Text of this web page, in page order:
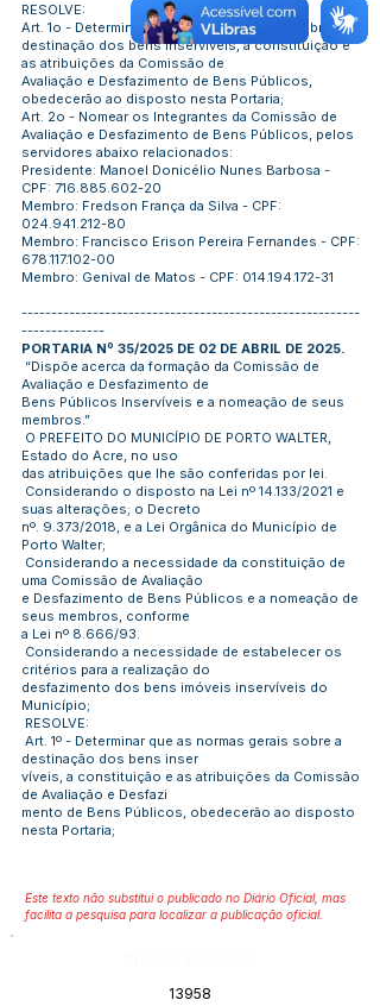
RESOLVE:
Art. 1o - Determinar que as normas gerais sobre a
destinação dos bens inservíveis, a constituição e
as atribuições da Comissão de
Avaliação e Desfazimento de Bens Públicos,
obedecerão ao disposto nesta Portaria;
Art. 2o - Nomear os Integrantes da Comissão de
Avaliação e Desfazimento de Bens Públicos, pelos
servidores abaixo relacionados:
Presidente: Manoel Donicélio Nunes Barbosa -
CPF: 716.885.602-20
Membro: Fredson França da Silva - CPF:
024.941.212-80
Membro: Francisco Erison Pereira Fernandes - CPF:
678.117.102-00
Membro: Genival de Matos - CPF: 014.194.172-31
---------------------------------------------------------
--------------
PORTARIA Nº 35/2025 DE 02 DE ABRIL DE 2025.
“Dispõe acerca da formação da Comissão de
Avaliação e Desfazimento de
Bens Públicos Inservíveis e a nomeação de seus
membros.”
O PREFEITO DO MUNICÍPIO DE PORTO WALTER,
Estado do Acre, no uso
das atribuições que lhe são conferidas por lei.
Considerando o disposto na Lei nº 14.133/2021 e
suas alterações; o Decreto
nº. 9.373/2018, e a Lei Orgânica do Município de
Porto Walter;
Considerando a necessidade da constituição de
uma Comissão de Avaliação
e Desfazimento de Bens Públicos e a nomeação de
seus membros, conforme
a Lei nº 8.666/93.
Considerando a necessidade de estabelecer os
critérios para a realização do
desfazimento dos bens imóveis inservíveis do
Município;
RESOLVE:
Art. 1º - Determinar que as normas gerais sobre a
destinação dos bens inser
víveis, a constituição e as atribuições da Comissão
de Avaliação e Desfazi
mento de Bens Públicos, obedecerão ao disposto
nesta Portaria;
Este texto não substitui o publicado no Diário Oficial, mas
facilita a pesquisa para localizar a publicação oficial.
13958